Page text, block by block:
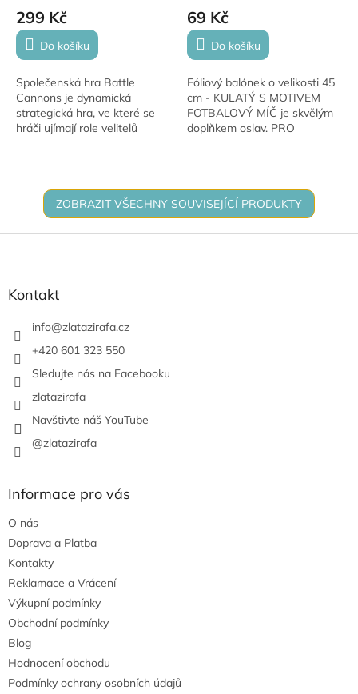
299 Kč
Do košíku
Společenská hra Battle
Cannons je dynamická
strategická hra, ve které se
hráči ujímají role velitelů
69 Kč
Do košíku
Fóliový balónek o velikosti 45
cm - KULATÝ S MOTIVEM
FOTBALOVÝ MÍČ je skvělým
doplňkem oslav. PRO
ZOBRAZIT VŠECHNY SOUVISEJÍCÍ PRODUKTY
Z
Kontakt
info@zlatazirafa.cz
+420 601 323 550
Sledujte nás na Facebooku
zlatazirafa
Navštivte náš YouTube
@zlatazirafa
Informace pro vás
O nás
Doprava a Platba
Kontakty
Reklamace a Vrácení
Výkupní podmínky
Obchodní podmínky
Blog
Hodnocení obchodu
Podmínky ochrany osobních údajů